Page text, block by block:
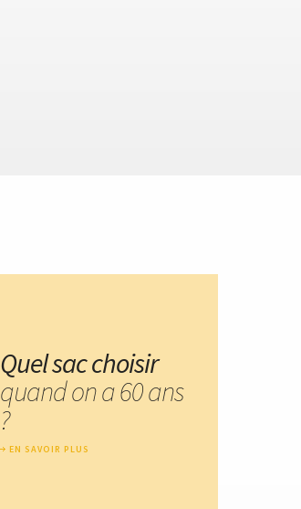
Quel sac choisir
quand on a 60 ans
?
EN SAVOIR PLUS